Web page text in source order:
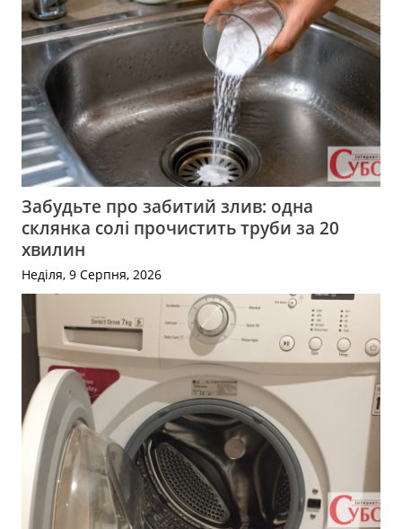
Забудьте про забитий злив: одна
склянка солі прочистить труби за 20
хвилин
Неділя, 9 Серпня, 2026